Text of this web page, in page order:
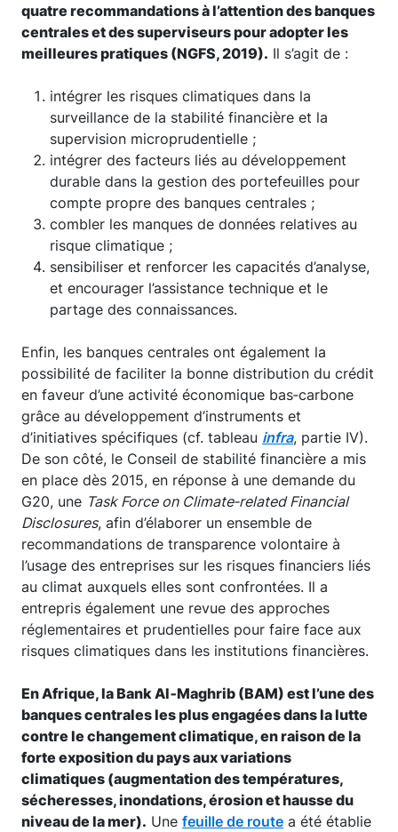
quatre recommandations à l’attention des banques
centrales et des superviseurs pour adopter les
meilleures pratiques (NGFS, 2019). Il s’agit de :
intégrer les risques climatiques dans la
surveillance de la stabilité financière et la
supervision microprudentielle ;
intégrer des facteurs liés au développement
durable dans la gestion des portefeuilles pour
compte propre des banques centrales ;
combler les manques de données relatives au
risque climatique ;
sensibiliser et renforcer les capacités d’analyse,
et encourager l’assistance technique et le
partage des connaissances.
Enfin, les banques centrales ont également la
possibilité de faciliter la bonne distribution du crédit
en faveur d’une activité économique bas‑carbone
grâce au développement d’instruments et
d’initiatives spécifiques (cf. tableau infra, partie IV).
De son côté, le Conseil de stabilité financière a mis
en place dès 2015, en réponse à une demande du
G20, une Task Force on Climate‑related Financial
Disclosures, afin d’élaborer un ensemble de
recommandations de transparence volontaire à
l’usage des entreprises sur les risques financiers liés
au climat auxquels elles sont confrontées. Il a
entrepris également une revue des approches
réglementaires et prudentielles pour faire face aux
risques climatiques dans les institutions financières.
En Afrique, la Bank Al‑Maghrib (BAM) est l’une des
banques centrales les plus engagées dans la lutte
contre le changement climatique, en raison de la
forte exposition du pays aux variations
climatiques (augmentation des températures,
sécheresses, inondations, érosion et hausse du
niveau de la mer). Une feuille de route a été établie